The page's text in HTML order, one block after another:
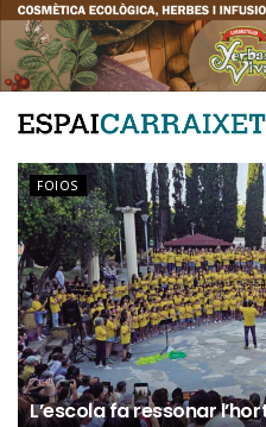
FOIOS
L’escola fa ressonar